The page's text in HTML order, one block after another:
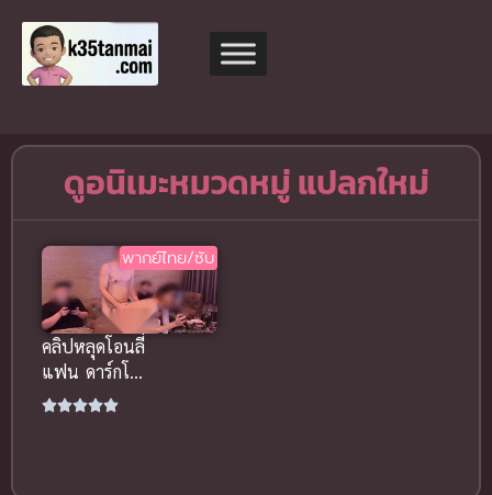
ดูอนิเมะหมวดหมู่ แปลกใหม่
พากย์ไทย/ซับ
คลิปหลุดโอนลี่
แฟน ดาร์กโน
วัน ร้องเพลง